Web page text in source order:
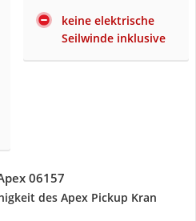
keine elektrische
Seilwinde inklusive
06157
des Apex Pickup Kran